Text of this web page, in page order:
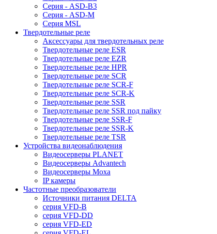
Серия - ASD-B3
Серия - ASD-M
Серия MSL
Твердотельные реле
Аксессуары для твердотельных реле
Твердотельные реле ESR
Твердотельные реле EZR
Твердотельные реле HPR
Твердотельные реле SCR
Твердотельные реле SCR-F
Твердотельные реле SCR-K
Твердотельные реле SSR
Твердотельные реле SSR под пайку
Твердотельные реле SSR-F
Твердотельные реле SSR-K
Твердотельные реле TSR
Устройства видеонаблюдения
Видеосерверы PLANET
Видеосерверы Advantech
Видеосерверы Moxa
IP камеры
Частотные преобразователи
Источники питания DELTA
серия VFD-B
серия VFD-DD
серия VFD-ED